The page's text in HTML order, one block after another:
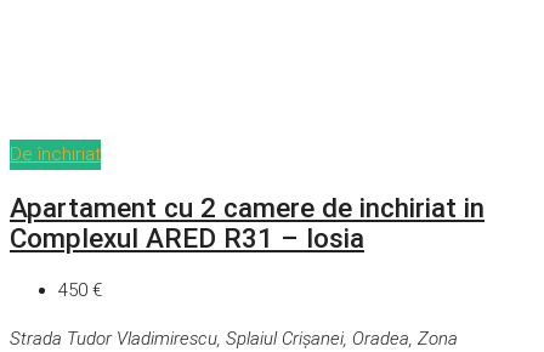
De închiriat
Apartament cu 2 camere de inchiriat in
Complexul ARED R31 – Iosia
450 €
Strada Tudor Vladimirescu, Splaiul Crișanei, Oradea, Zona